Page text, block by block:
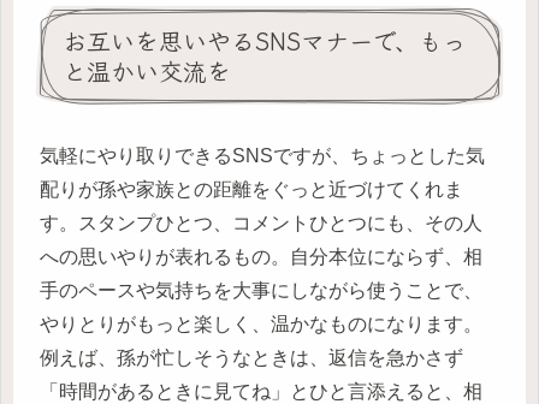
お互いを思いやるSNSマナーで、もっ
と温かい交流を
気軽にやり取りできるSNSですが、ちょっとした気
配りが孫や家族との距離をぐっと近づけてくれま
す。スタンプひとつ、コメントひとつにも、その人
への思いやりが表れるもの。自分本位にならず、相
手のペースや気持ちを大事にしながら使うことで、
やりとりがもっと楽しく、温かなものになります。
例えば、孫が忙しそうなときは、返信を急かさず
「時間があるときに見てね」とひと言添えると、相